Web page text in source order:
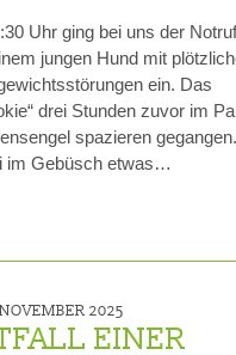
Uhr ging bei uns der Notruf
jungen Hund mit
ein. Das
drei Stunden zuvor im
spazieren gegangen.
im Gebüsch etwas…
NOVEMBER 2025
EINER